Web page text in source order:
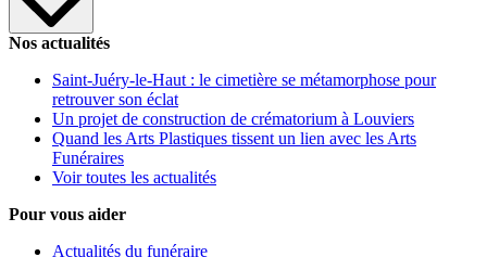
Nos actualités
Saint-Juéry-le-Haut : le cimetière se métamorphose pour
retrouver son éclat
Un projet de construction de crématorium à Louviers
Quand les Arts Plastiques tissent un lien avec les Arts
Funéraires
Voir toutes les actualités
Pour vous aider
Actualités du funéraire